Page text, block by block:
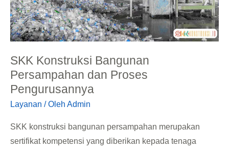
SKK Konstruksi Bangunan
Persampahan dan Proses
Pengurusannya
Layanan / Oleh Admin
SKK konstruksi bangunan persampahan merupakan
sertifikat kompetensi yang diberikan kepada tenaga